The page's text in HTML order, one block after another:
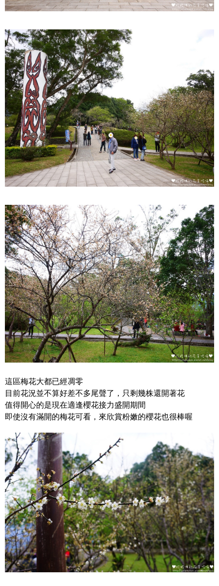
這區梅花大都已經凋零
目前花況並不算好差不多尾聲了，只剩幾株還開著花
值得開心的是現在適逢櫻花接力盛開期間
即使沒有滿開的梅花可看，來欣賞粉嫩的櫻花也很棒喔